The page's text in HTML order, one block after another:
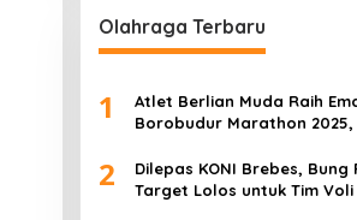
Olahraga Terbaru
1
Atlet Berlian Muda Raih
Borobudur Marathon 2025,
2
Dilepas KONI Brebes, Bung
Target Lolos untuk Tim Voli